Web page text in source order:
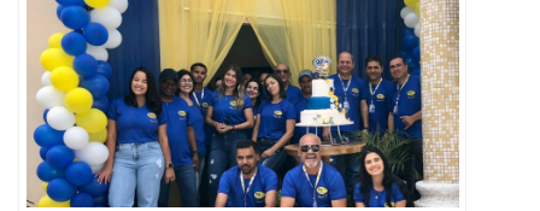
CONTATO